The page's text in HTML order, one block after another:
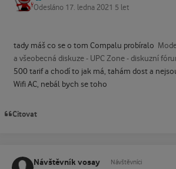
Odesláno 17. ledna 2021 5 let
tady máš co se o tom Compalu probíralo
a všeobecná diskuze - UPC Zone - diskuzní
500 tarif a chodí to jak má, tahám dost a
Wifi AC, nebál bych se toho
Citovat
Návštěvník vosay Návštěvníci